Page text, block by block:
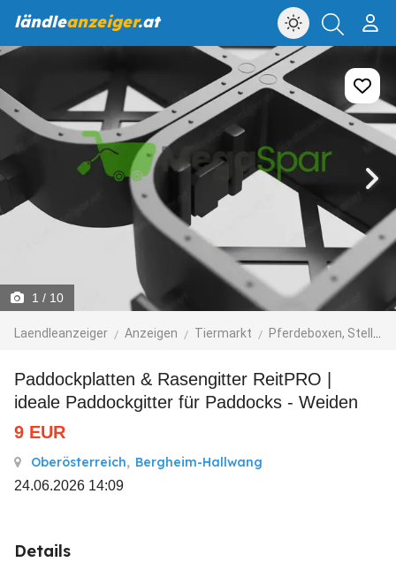
ländleanzeiger.at
1 / 10
Laendleanzeiger Anzeigen Tiermarkt Pferdeboxen, Stellplätze
Paddockplatten & Rasengitter ReitPRO |
ideale Paddockgitter für Paddocks - Weiden
9 EUR
Oberösterreich, Bergheim-Hallwang
24.06.2026 14:09
Details